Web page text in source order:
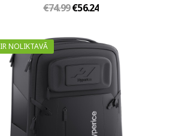
€74.99€56.24
IR NOLIKTAVĀ